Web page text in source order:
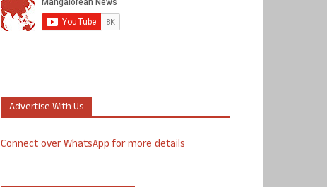
Advertise With Us
Connect over WhatsApp for more details